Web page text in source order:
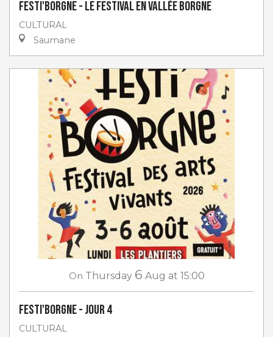
Festi'Borgne - Le Festival en Vallée Borgne
CULTURAL
Saumane
On Thursday 6 Aug at 15:00
Festi'Borgne - jour 4
CULTURAL